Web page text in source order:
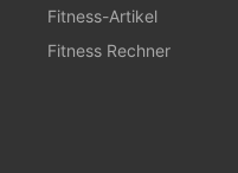
Fitness-Artikel
Fitness Rechner